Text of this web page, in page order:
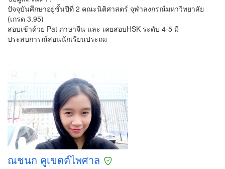
ปัจจุบันศึกษาอยู่ชั้นปีที่ 2 คณะนิติศาสตร์ จุฬาลงกรณ์มหาวิทยาลัย
(เกรด 3.95)
สอบเข้าด้วย Pat ภาษาจีน และ เคยสอบHSK ระดับ 4-5 มี
ประสบการณ์สอนนักเรียนประถม
ณชนก คูเขตต์ไพศาล